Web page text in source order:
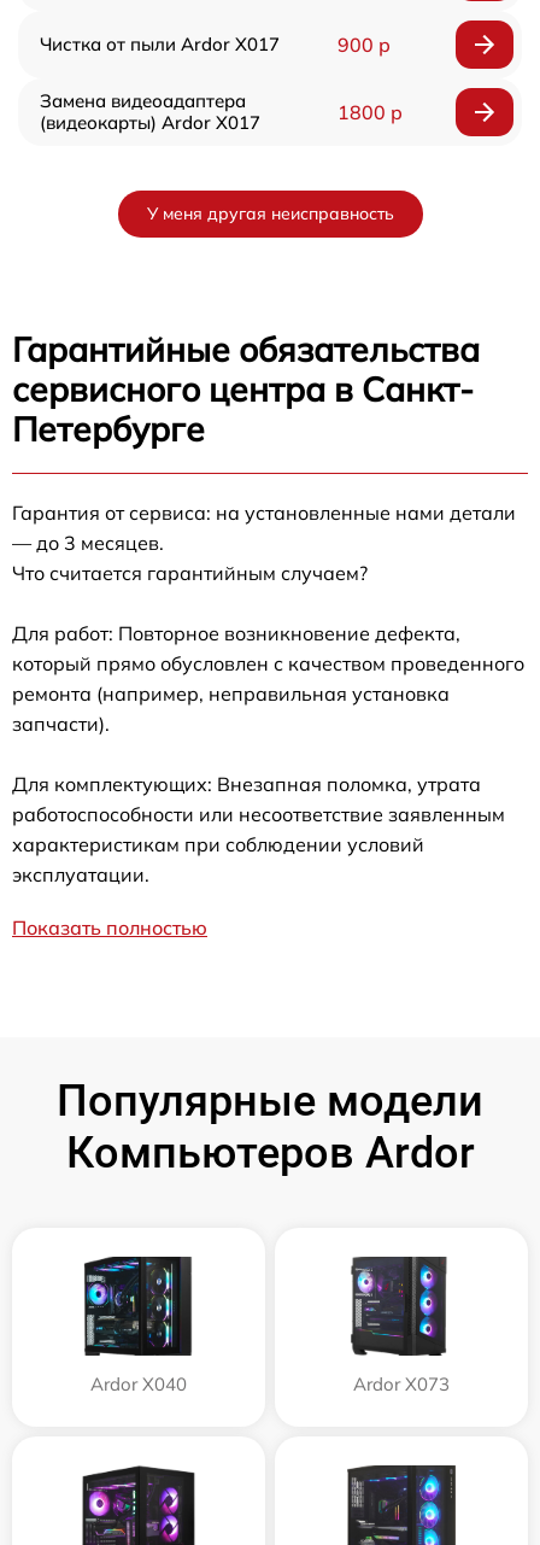
Чистка от пыли Ardor X017 900 р
Замена видеоадаптера
(видеокарты) Ardor X017
1800 р
У меня другая неисправность
Гарантийные обязательства
сервисного центра в Санкт-
Петербурге
Гарантия от сервиса: на установленные нами детали
— до 3 месяцев.
Что считается гарантийным случаем?
Для работ: Повторное возникновение дефекта,
который прямо обусловлен с качеством проведенного
ремонта (например, неправильная установка
запчасти).
Для комплектующих: Внезапная поломка, утрата
работоспособности или несоответствие заявленным
характеристикам при соблюдении условий
эксплуатации.
Показать полностью
Популярные модели
Компьютеров Ardor
Ardor X040 Ardor X073